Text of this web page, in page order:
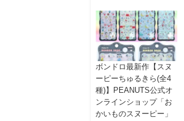
ボンドロ最新作【スヌ
ーピーちゅるきら(全4
種)】PEANUTS公式オ
ンラインショップ「お
かいものスヌーピー」